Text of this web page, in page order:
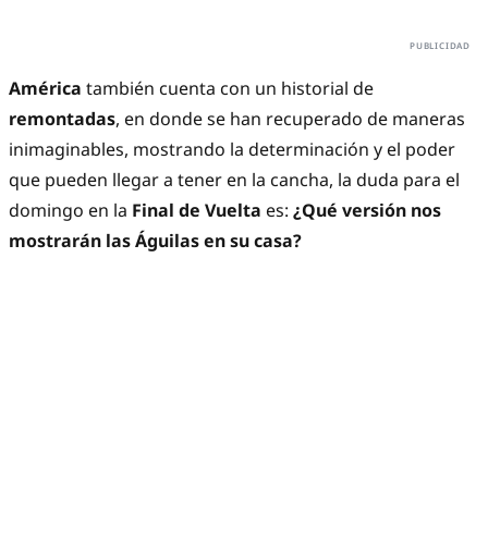
América también cuenta con un historial de
remontadas, en donde se han recuperado de maneras
inimaginables, mostrando la determinación y el poder
que pueden llegar a tener en la cancha, la duda para el
domingo en la Final de Vuelta es: ¿Qué versión nos
mostrarán las Águilas en su casa?